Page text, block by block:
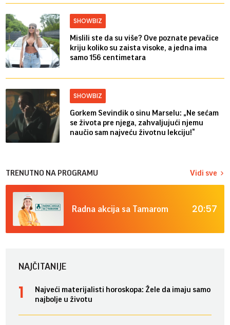
SHOWBIZ
Mislili ste da su više? Ove poznate pevačice
kriju koliko su zaista visoke, a jedna ima
samo 156 centimetara
SHOWBIZ
Gorkem Sevindik o sinu Marselu: „Ne sećam
se života pre njega, zahvaljujući njemu
naučio sam najveću životnu lekciju!“
TRENUTNO NA PROGRAMU Vidi sve
Radna akcija sa Tamarom 20:57
NAJČITANIJE
Najveći materijalisti horoskopa: Žele da imaju samo
najbolje u životu